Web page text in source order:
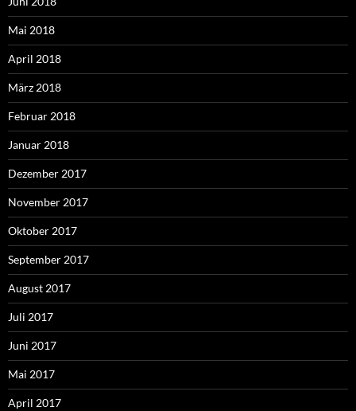
Mai 2018
April 2018
März 2018
Februar 2018
Januar 2018
Dezember 2017
November 2017
Oktober 2017
September 2017
August 2017
Juli 2017
Juni 2017
Mai 2017
April 2017